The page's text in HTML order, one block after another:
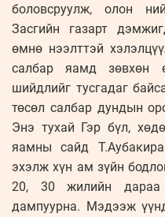
боловсруулж, олон
Засгийн газарт
өмнө нээлттэй
салбар яамд зөвхөн
шийдлийг тусгадаг
төсөл салбар дундын
Энэ тухай Гэр бүл,
яамны сайд
эхэлж хүн ам зүйн
20, 30 жилийн дараа
дампуурна. Мэдээж